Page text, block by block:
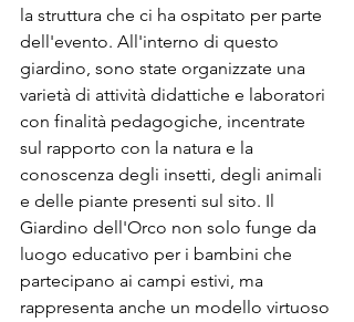
la struttura che ci ha ospitato per parte
dell'evento. All'interno di questo
giardino, sono state organizzate una
varietà di attività didattiche e laboratori
con finalità pedagogiche, incentrate
sul rapporto con la natura e la
conoscenza degli insetti, degli animali
e delle piante presenti sul sito. Il
Giardino dell'Orco non solo funge da
luogo educativo per i bambini che
partecipano ai campi estivi, ma
rappresenta anche un modello virtuoso